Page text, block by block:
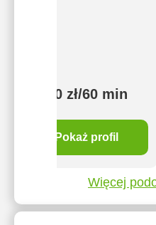
120 zł/60 min
Pokaż profil
Więcej